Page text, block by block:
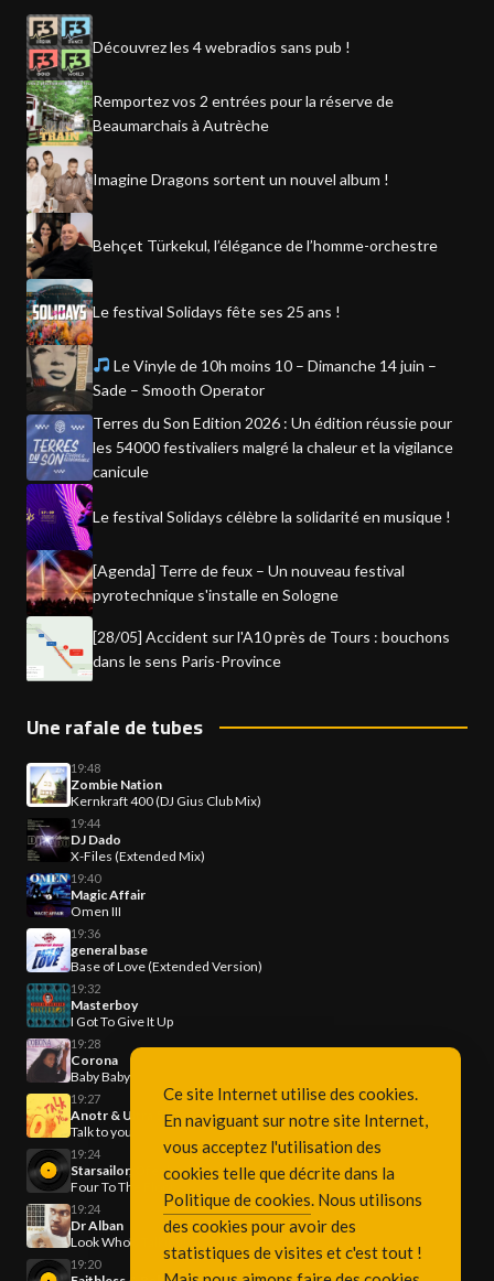
Découvrez les 4 webradios sans pub !
Remportez vos 2 entrées pour la réserve de
Beaumarchais à Autrèche
Imagine Dragons sortent un nouvel album !
Behçet Türkekul, l’élégance de l’homme-orchestre
Le festival Solidays fête ses 25 ans !
Le Vinyle de 10h moins 10 – Dimanche 14 juin –
Sade – Smooth Operator
Terres du Son Edition 2026 : Un édition réussie pour
les 54000 festivaliers malgré la chaleur et la vigilance
canicule
Le festival Solidays célèbre la solidarité en musique !
[Agenda] Terre de feux – Un nouveau festival
pyrotechnique s'installe en Sologne
[28/05] Accident sur l'A10 près de Tours : bouchons
dans le sens Paris-Province
Une rafale de tubes
19:48
Zombie Nation
Kernkraft 400 (DJ Gius Club Mix)
19:44
DJ Dado
X-Files (Extended Mix)
19:40
Magic Affair
Omen III
19:36
general base
Base of Love (Extended Version)
19:32
Masterboy
I Got To Give It Up
19:28
Corona
Baby Baby
19:27
Anotr & Ultra 54
Talk to you
19:24
Starsailor, Ofenbach
Four To The Floor
19:24
Dr Alban
Look Who's Talking!
19:20
Ce site Internet utilise des cookies.
En naviguant sur notre site Internet,
vous acceptez l'utilisation des
cookies telle que décrite dans la
Politique de cookies. Nous utilisons
des cookies pour avoir des
statistiques de visites et c'est tout !